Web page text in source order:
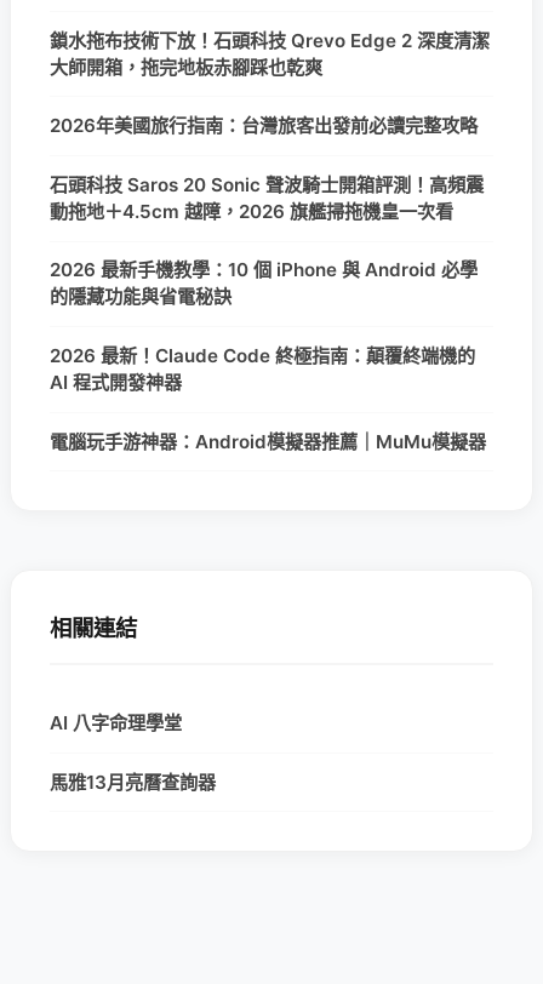
鎖水拖布技術下放！石頭科技 Qrevo Edge 2 深度清潔
大師開箱，拖完地板赤腳踩也乾爽
2026年美國旅行指南：台灣旅客出發前必讀完整攻略
石頭科技 Saros 20 Sonic 聲波騎士開箱評測！高頻震
動拖地＋4.5cm 越障，2026 旗艦掃拖機皇一次看
2026 最新手機教學：10 個 iPhone 與 Android 必學
的隱藏功能與省電秘訣
2026 最新！Claude Code 終極指南：顛覆終端機的
AI 程式開發神器
電腦玩手游神器：Android模擬器推薦｜MuMu模擬器
相關連結
AI 八字命理學堂
馬雅13月亮曆查詢器